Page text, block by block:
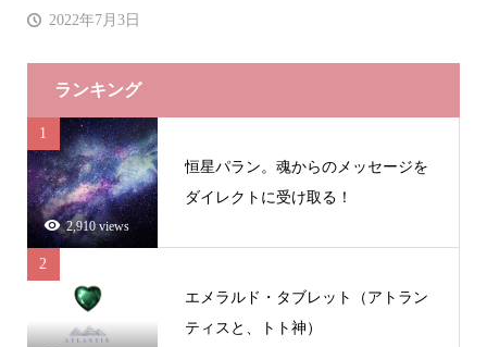
2022年7月3日
ランキング
1
2,910 views
恒星パラン。魂からのメッセージを
ダイレクトに受け取る！
2
エメラルド・タブレット（アトラン
ティスと、トト神）